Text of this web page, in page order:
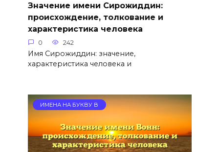
Значение имени Сирожиддин:
происхождение, толкование и
характеристика человека
0 242
Имя Сирожиддин: значение,
характеристика человека и
ИМЕНА НА БУКВУ В